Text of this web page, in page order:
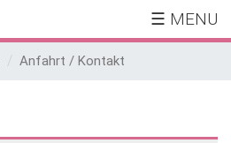
☰ MENU
Anfahrt / Kontakt